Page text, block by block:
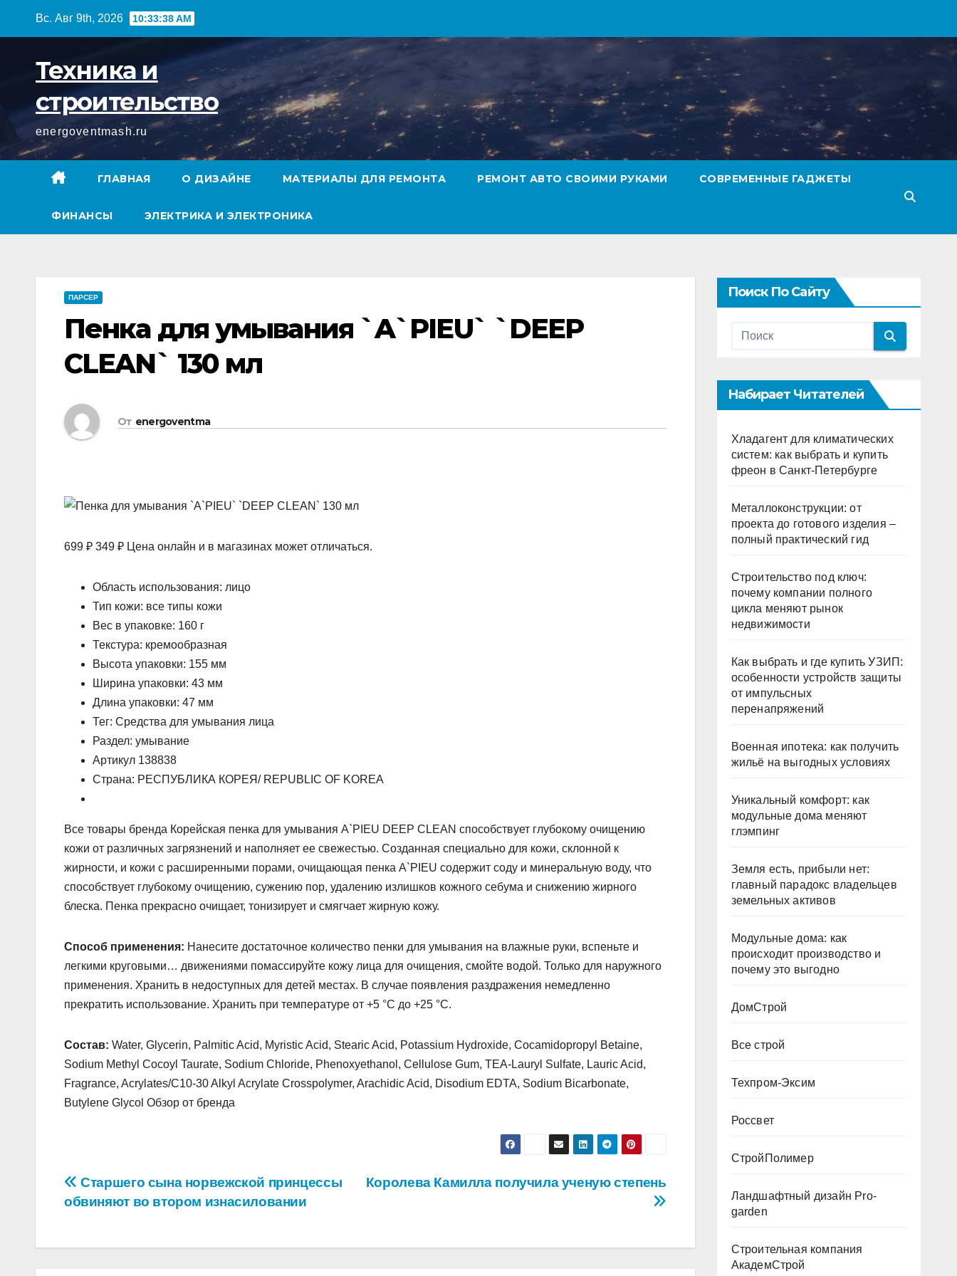
Вс. Авг 9th, 2026 10:33:39 AM
Техника и
строительство
energoventmash.ru
ГЛАВНАЯ О ДИЗАЙНЕ МАТЕРИАЛЫ ДЛЯ РЕМОНТА РЕМОНТ АВТО СВОИМИ РУКАМИ СОВРЕМЕННЫЕ ГАДЖЕТЫ
ФИНАНСЫ ЭЛЕКТРИКА И ЭЛЕКТРОНИКА
ПАРСЕР
Пенка для умывания `A`PIEU` `DEEP
CLEAN` 130 мл
От energoventma
699 ₽ 349 ₽ Цена онлайн и в магазинах может отличаться.
Область использования: лицо
Тип кожи: все типы кожи
Вес в упаковке: 160 г
Текстура: кремообразная
Высота упаковки: 155 мм
Ширина упаковки: 43 мм
Длина упаковки: 47 мм
Тег: Средства для умывания лица
Раздел: умывание
Артикул 138838
Страна: РЕСПУБЛИКА КОРЕЯ/ REPUBLIC OF KOREA
Все товары бренда Корейская пенка для умывания A`PIEU DEEP CLEAN способствует глубокому очищению
кожи от различных загрязнений и наполняет ее свежестью. Созданная специально для кожи, склонной к
жирности, и кожи с расширенными порами, очищающая пенка A`PIEU содержит соду и минеральную воду, что
способствует глубокому очищению, сужению пор, удалению излишков кожного себума и снижению жирного
блеска. Пенка прекрасно очищает, тонизирует и смягчает жирную кожу.
Способ применения: Нанесите достаточное количество пенки для умывания на влажные руки, вспеньте и
легкими круговыми… движениями помассируйте кожу лица для очищения, смойте водой. Только для наружного
применения. Хранить в недоступных для детей местах. В случае появления раздражения немедленно
прекратить использование. Хранить при температуре от +5 °С до +25 °С.
Состав: Water, Glycerin, Palmitic Acid, Myristic Acid, Stearic Acid, Potassium Hydroxide, Cocamidopropyl Betaine,
Sodium Methyl Cocoyl Taurate, Sodium Chloride, Phenoxyethanol, Cellulose Gum, TEA-Lauryl Sulfate, Lauric Acid,
Fragrance, Acrylates/C10-30 Alkyl Acrylate Crosspolymer, Arachidic Acid, Disodium EDTA, Sodium Bicarbonate,
Butylene Glycol Обзор от бренда
Навигация
записям
Королева Камилла получила ученую степень
Старшего сына норвежской принцессы
обвиняют во втором изнасиловании
Поиск По Сайту
Набирает Читателей
Хладагент для климатических
систем: как выбрать и купить
фреон в Санкт-Петербурге
Металлоконструкции: от
проекта до готового изделия –
полный практический гид
Строительство под ключ:
почему компании полного
цикла меняют рынок
недвижимости
Как выбрать и где купить УЗИП:
особенности устройств защиты
от импульсных
перенапряжений
Военная ипотека: как получить
жильё на выгодных условиях
Уникальный комфорт: как
модульные дома меняют
глэмпинг
Земля есть, прибыли нет:
главный парадокс владельцев
земельных активов
Модульные дома: как
происходит производство и
почему это выгодно
ДомСтрой
Все строй
Техпром-Эксим
Россвет
СтройПолимер
Ландшафтный дизайн Pro-
garden
Строительная компания
АкадемСтрой